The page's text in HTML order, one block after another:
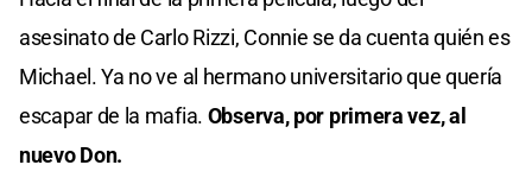
asesinato de Carlo Rizzi, Connie se da cuenta quién es
Michael. Ya no ve al hermano universitario que quería
escapar de la mafia. Observa, por primera vez, al
nuevo Don.